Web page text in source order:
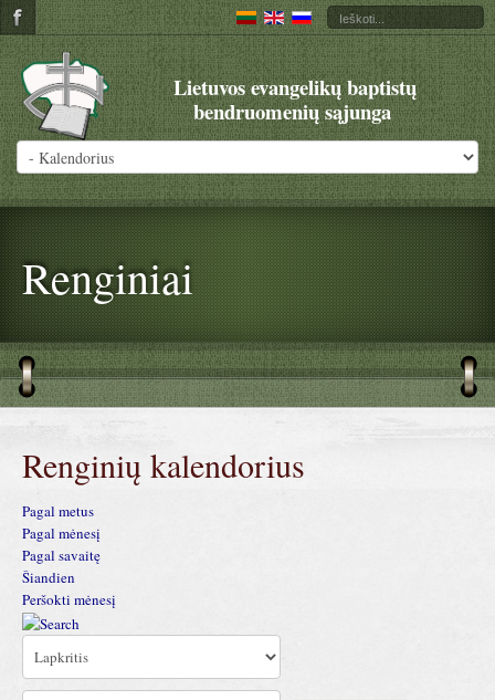
Lietuvos evangelikų baptistų
bendruomenių sąjunga
Renginiai
Renginių kalendorius
Pagal metus
Pagal mėnesį
Pagal savaitę
Šiandien
Peršokti mėnesį